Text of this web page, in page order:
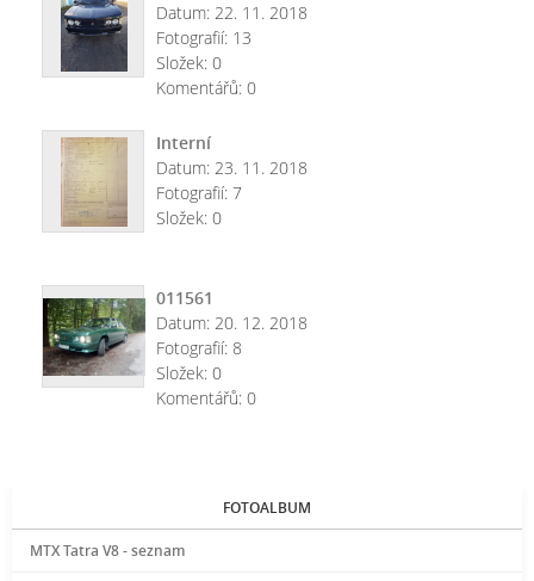
Datum: 22. 11. 2018
Fotografií: 13
Složek: 0
Komentářů: 0
Interní
Datum: 23. 11. 2018
Fotografií: 7
Složek: 0
011561
Datum: 20. 12. 2018
Fotografií: 8
Složek: 0
Komentářů: 0
FOTOALBUM
MTX Tatra V8 - seznam